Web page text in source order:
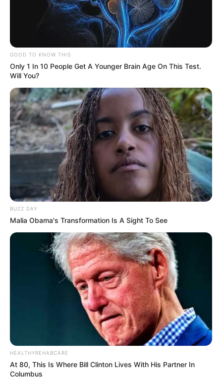
GOOD TO KNOW THIS
Only 1 In 10 People Get A Younger Brain Age On This Test.
Will You?
BUZZ DAY
Malia Obama's Transformation Is A Sight To See
HEALTHYREHABCARE
At 80, This Is Where Bill Clinton Lives With His Partner In
Columbus